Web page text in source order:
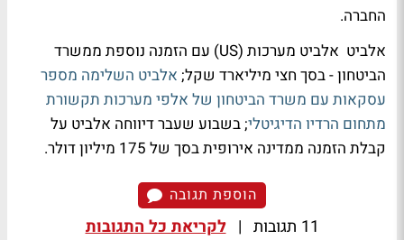
החברה.
אלביט אלביט מערכות (US) עם הזמנה נוספת ממשרד
הביטחון - בסך חצי מיליארד שקל; אלביט השלימה מספר
עסקאות עם משרד הביטחון של אלפי מערכות תקשורת
מתחום הרדיו הדיגיטלי; בשבוע שעבר דיווחה אלביט על
קבלת הזמנה ממדינה אירופית בסך של 175 מיליון דולר.
הוספת תגובה
11 תגובות | לקריאת כל התגובות